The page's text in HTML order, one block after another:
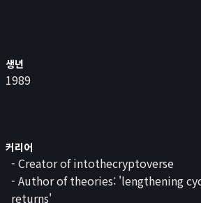
검색 엔진 최적화
게임
녹음기
😊 소개
생년
1989
커리어
- Creator of intothecryptoverse
- Author of theories: 'lengthening
returns'